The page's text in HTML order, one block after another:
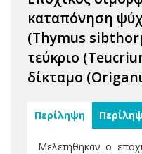
καταπόνηση
(Thymus
τεύκριο
δίκταμο
Περίληψη
Μελετήθηκαν ο